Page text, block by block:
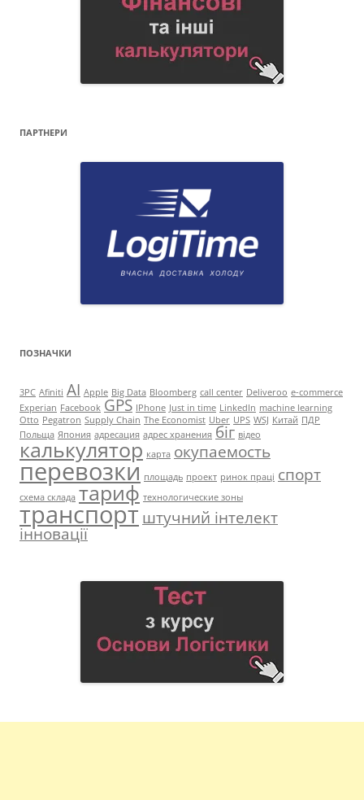
ПАРТНЕРИ
ПОЗНАЧКИ
3PC Afiniti AI Apple Big Data Bloomberg call center Deliveroo e-commerce
Experian Facebook GPS IPhone Just in time LinkedIn machine learning
Otto Pegatron Supply Chain The Economist Uber UPS WSJ Китай ПДР
Польща Япония адресация адрес хранения біг відео
калькулятор карта окупаемость
перевозки площадь проект ринок праці спорт
схема склада тариф технологические зоны
транспортштучний інтелект
інновації